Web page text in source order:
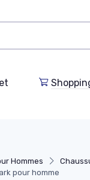
Hommes
pour homme